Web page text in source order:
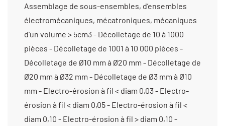
Assemblage de sous-ensembles, d’ensembles électromécaniques, mécatroniques, mécaniques d’un volume > 5cm3 - Décolletage de 10 à 1000 pièces - Décolletage de 1001 à 10 000 pièces - Décolletage de Ø10 mm à Ø20 mm - Décolletage de Ø20 mm à Ø32 mm - Décolletage de Ø3 mm à Ø10 mm - Electro-érosion à fil < diam 0,03 - Electro-érosion à fil < diam 0,05 - Electro-érosion à fil < diam 0,10 - Electro-érosion à fil > diam 0,10 - Electro-érosion à fil > diam 0,20 - Electro-érosion micro-perçage < diam 0,3 - Electro-érosion micro-perçage > diam 0,3 - Électro-érosion par enfonçage - Fabrication d’ensembles et de sous-ensembles - Fraisage proto - Laser (gravure et marquage) - Mécanique générale de précision - Parachèvement (finition de bords) - Rectification plane - Tournage moyenne série (de 1001 à 10 000 pièces) - Tournage Ø de 20 à 200 mm - Tournage Ø de 201 à 400 mm - Tournage petite série (de 11 à 1000 pièces) - Tournage prototype et unitaire (< 10 pièces) - Usinage / 3 axes / moyenne série (de 1001 à 10 000 pièces) > 1000 cm3 - Usinage / 3 axes / moyenne série (de 1001 à 10 000 pièces) entre 350 cm3 et 1000 cm3 - Usinage / 3 axes /petite série (de 10 à 1000 pièces) < 350 cm3 - Usinage / 3 axes /petite série (de 10 à 1000 pièces) > 1000 cm3 - Usinage / 3 axes /petite série (de 10 à 1000 pièces) entre 350 cm3 et 1000 cm3 - Usinage / 3 axes /prototype et unitaire (< 10 pièces) < 350 cm3 - Usinage / 3 axes /prototype et unitaire (< 10 pièces) > 1000 cm3 - Usinage / 3 axes /prototype et unitaire (< 10 pièces) entre 350 cm3 et 1000 cm3 - Usinage / 4 axes / moyenne série (de 1001 à 10 000 pièces) < 350 cm3 - Usinage / 4 axes / moyenne série (de 1001 à 10 000 pièces) entre 350 cm3 et 1000 cm3 - Usinage / 4 axes /petite série (de 10 à 1000 pièces) < 350 cm3 -